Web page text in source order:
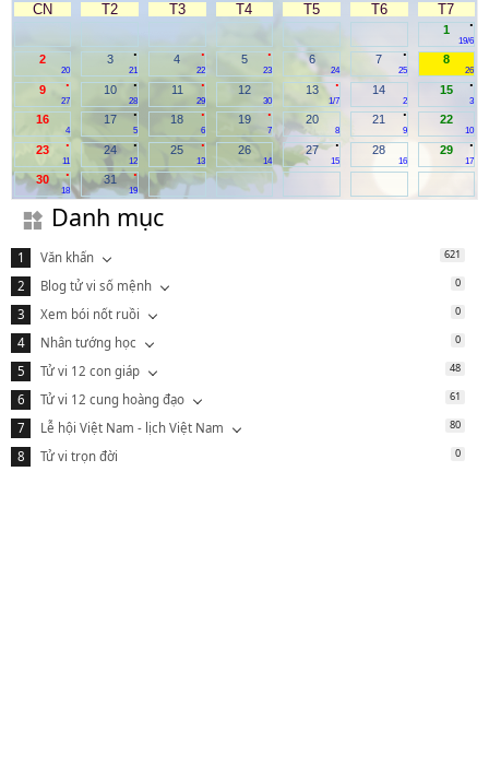
CN T2 T3 T4 T5 T6 T7
.
1
19/6
2
20
.
3
21
.
4
22
.
5
23
6
24
.
7
25
8
26
.
9
27
.
10
28
.
11
29
12
30
.
13
1/7
14
2
.
15
3
16
4
.
17
5
.
18
6
.
19
7
20
8
.
21
9
22
10
.
23
11
.
24
12
.
25
13
26
14
.
27
15
28
16
.
29
17
.
30
18
.
31
19
Danh mục
Văn khấn 621
Blog tử vi số mệnh 0
Xem bói nốt ruồi 0
Nhân tướng học 0
Tử vi 12 con giáp 48
Tử vi 12 cung hoàng đạo 61
Lễ hội Việt Nam - lịch Việt Nam 80
Tử vi trọn đời 0